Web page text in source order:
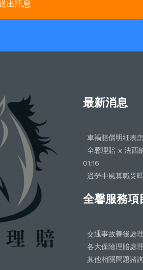
出訊息
最新消息
車禍賠償明細表
全馨理賠 x 法西
01:16
過勞中風算職災
全馨服務項
交通事故善後處理
各大保險理賠處理
其他相關問題諮詢